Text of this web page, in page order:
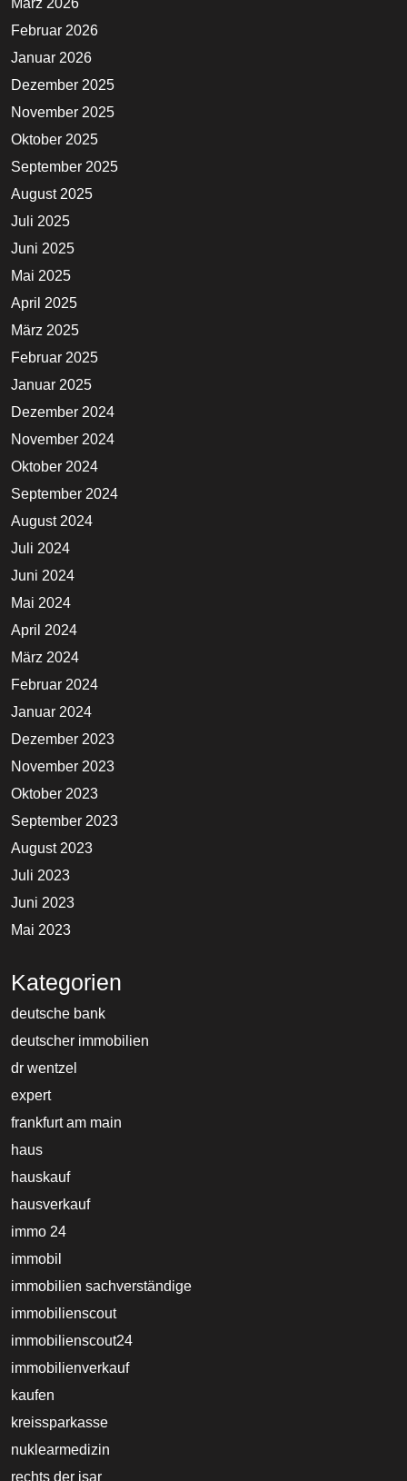
März 2026
Februar 2026
Januar 2026
Dezember 2025
November 2025
Oktober 2025
September 2025
August 2025
Juli 2025
Juni 2025
Mai 2025
April 2025
März 2025
Februar 2025
Januar 2025
Dezember 2024
November 2024
Oktober 2024
September 2024
August 2024
Juli 2024
Juni 2024
Mai 2024
April 2024
März 2024
Februar 2024
Januar 2024
Dezember 2023
November 2023
Oktober 2023
September 2023
August 2023
Juli 2023
Juni 2023
Mai 2023
Kategorien
deutsche bank
deutscher immobilien
dr wentzel
expert
frankfurt am main
haus
hauskauf
hausverkauf
immo 24
immobil
immobilien sachverständige
immobilienscout
immobilienscout24
immobilienverkauf
kaufen
kreissparkasse
nuklearmedizin
rechts der isar